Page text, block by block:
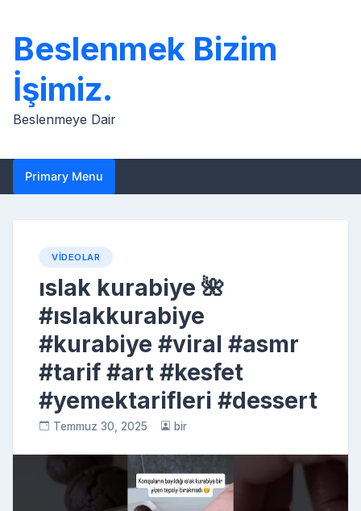
content
Beslenmek Bizim
İşimiz.
Beslenmeye Dair
Primary Menu
VIDEOLAR
ıslak kurabiye 🌺
#ıslakkurabiye
#kurabiye #viral #asmr
#tarif #art #kesfet
#yemektarifleri #dessert
Temmuz 30, 2025 bir